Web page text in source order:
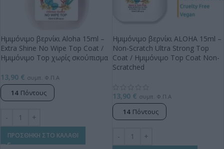
Ημιμόνιμο βερνίκι Aloha 15ml –
Extra Shine No Wipe Top Coat /
Ημιμόνιμο Top χωρίς σκούπισμα
13,90 € συμπ. Φ.Π.Α
14 Πόντους
ΠΡΟΣΘΗΚΗ ΣΤΟ ΚΑΛΑΘΙ
Ημιμόνιμο βερνίκι ALOHA 15ml –
Non-Scratch Ultra Strong Top
Coat / Ημιμόνιμο Top Coat Non-
Scratched
13,90 € συμπ. Φ.Π.Α
14 Πόντους